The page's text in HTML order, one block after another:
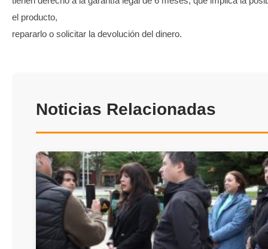
el producto,
repararlo o solicitar la devolución del dinero.
Noticias Relacionadas